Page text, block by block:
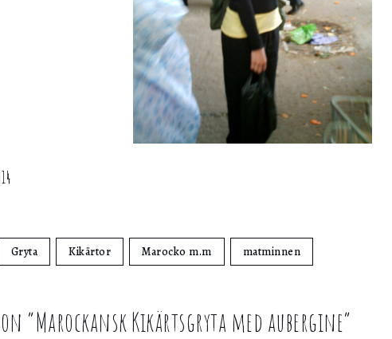
Gryta Kikärtor Marocko m.m matminnen
“Marockansk Kikärtsgryta med aubergine”